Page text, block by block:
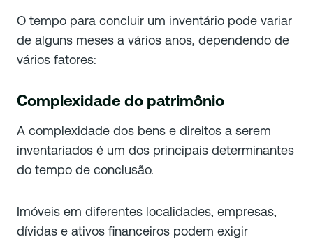
O tempo para concluir um inventário pode variar
de alguns meses a vários anos, dependendo de
vários fatores:
Complexidade do patrimônio
A complexidade dos bens e direitos a serem
inventariados é um dos principais determinantes
do tempo de conclusão.
Imóveis em diferentes localidades, empresas,
dívidas e ativos financeiros podem exigir